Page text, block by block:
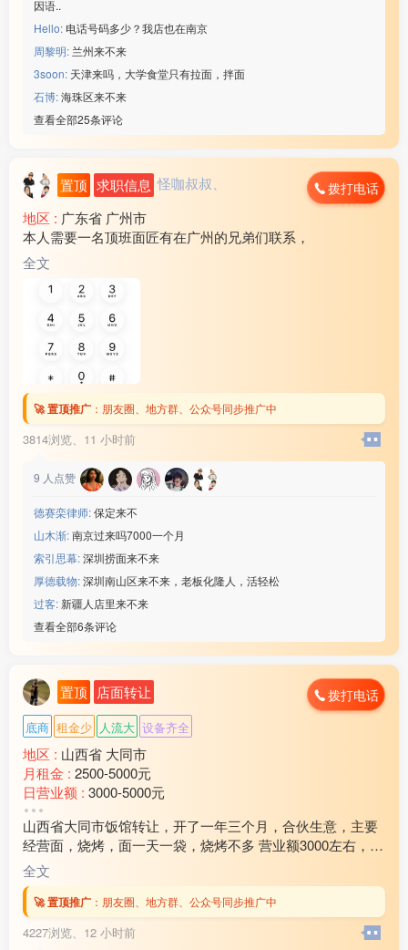
因语..
Hello: 电话号码多少？我店也在南京
周黎明: 兰州来不来
3soon: 天津来吗，大学食堂只有拉面，拌面
石博:海珠区来不来
查看全部25条评论
置顶 求职信息 怪咖叔叔、 拨打电话
地区 : 广东省 广州市
本人需要一名顶班面匠有在广州的兄弟们联系，
全文
🚀 置顶推广 ： 朋友圈、地方群、公众号同步推广中
3814浏览、 11 小时前
9 人点赞
德赛栾律师:保定来不
山木渐:南京过来吗7000一个月
索引思幕:深圳捞面来不来
厚德载物:深圳南山区来不来，老板化隆人，活轻松
过客:新疆人店里来不来
查看全部6条评论
置顶 店面转让 拨打电话
底商 租金少 人流大 设备齐全
地区 : 山西省 大同市
月租金 : 2500-5000元
日营业额 : 3000-5000元
转让费 :
水电费 :500元以下
外卖情况 :经常
店面面积 :
周边环境 :
店内设施 :齐全
山西省大同市饭馆转让，开了一年三个月，合伙生意，主要
经营面，烧烤，面一天一袋，烧烤不多 营业额3000左右，加
上外卖3300左右 房租饭馆40000.住房15000，加起来5500
0，房租还剩9个月，全部用的是天然气，要价27万，实心要
的打电话 过嘴瘾的就别玩了 以上内容全部属实 欢迎随时考
察13***45
全文
🚀 置顶推广 ： 朋友圈、地方群、公众号同步推广中
4227浏览、 12 小时前